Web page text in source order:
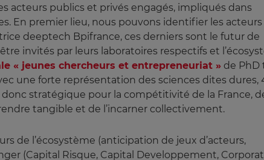
acteurs publics et privés engagés, impliqués dans
En premier lieu, nous pouvons identifier les acteurs
deeptech Bpifrance, ces derniers sont le futur de
invités par leurs laboratoires respectifs et
« jeunes chercheurs et entrepreneuriat » de PhD
une forte représentation des sciences dites dures,
stratégique pour la compétitivité de la France,
tangible et de l’incarner collectivement.
de l’écosystème (anticipation de jeux d’acteurs,
(Capital Risque, Capital Developpement,